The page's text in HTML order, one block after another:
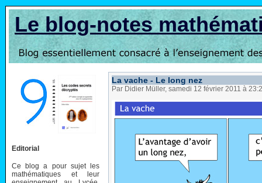
Le blog-notes
Editorial
Ce blog a pour sujet les
mathématiques et leur
La vache - Le long nez
Par Didier Müller, samedi 12 février 2011 à